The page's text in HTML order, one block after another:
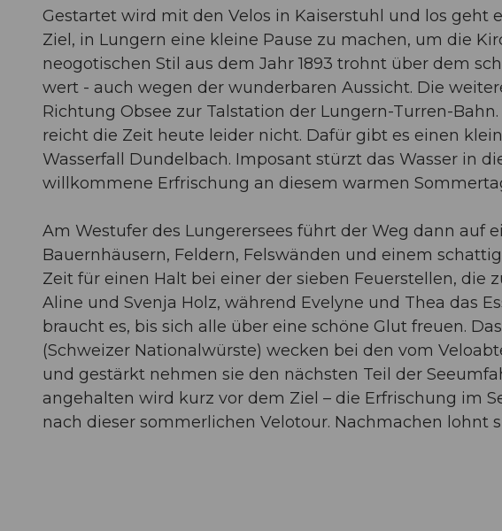
Gestartet wird mit den Velos in Kaiserstuhl und los geht
Ziel, in Lungern eine kleine Pause zu machen, um die
neogotischen Stil aus dem Jahr 1893 trohnt über dem
wert - auch wegen der wunderbaren Aussicht. Die
Richtung Obsee zur Talstation der Lungern-Turren-
reicht die Zeit heute leider nicht. Dafür gibt es einen
Wasserfall Dundelbach. Imposant stürzt das Wasser in
willkommene Erfrischung an diesem warmen
Am Westufer des Lungerersees führt der Weg dann auf
Bauernhäusern, Feldern, Felswänden und einem
Zeit für einen Halt bei einer der sieben Feuerstellen, die
Aline und Svenja Holz, während Evelyne und Thea das
braucht es, bis sich alle über eine schöne Glut freuen.
(Schweizer Nationalwürste) wecken bei den vom
und gestärkt nehmen sie den nächsten Teil der
angehalten wird kurz vor dem Ziel – die Erfrischung im
nach dieser sommerlichen Velotour. Nachmachen lohnt